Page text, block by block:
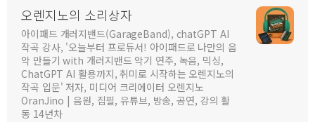
오렌지노의 소리상자
아이패드 개러지밴드(GarageBand), chatGPT AI
작곡 강사, '오늘부터 프로듀서! 아이패드로 나만의 음
악 만들기 with 개러지밴드 악기 연주, 녹음, 믹싱,
ChatGPT AI 활용까지, 취미로 시작하는 오렌지노의
작곡 입문' 저자, 미디어 크리에이터 오렌지노
OranJino | 음원, 집필, 유튜브, 방송, 공연, 강의 활
동 14년차